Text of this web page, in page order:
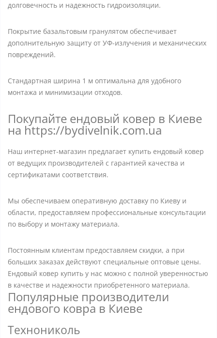
долговечность и надежность гидроизоляции.
Покрытие базальтовым гранулятом обеспечивает
дополнительную защиту от УФ-излучения и механических
повреждений.
Стандартная ширина 1 м оптимальна для удобного
монтажа и минимизации отходов.
Покупайте ендовый ковер в Киеве
на https://bydivelnik.com.ua
Наш интернет-магазин предлагает купить ендовый ковер
от ведущих производителей с гарантией качества и
сертификатами соответствия.
Мы обеспечиваем оперативную доставку по Киеву и
области, предоставляем профессиональные консультации
по выбору и монтажу материала.
Постоянным клиентам предоставляем скидки, а при
больших заказах действуют специальные оптовые цены.
Ендовый ковер купить у нас можно с полной уверенностью
в качестве и надежности приобретенного материала.
Популярные производители
ендового ковра в Киеве
Технониколь